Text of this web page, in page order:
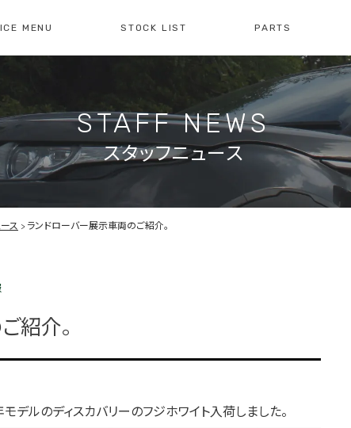
ックについて 店舗紹介 会社概
MENU
備・故障診断 車検・点検のご案内 注文販
STOCK LIST PARTS
0561-61-3930
10:00-19:00
[
お問い合わせ
買取のお問い合わせ 注文販
STAFF NEWS
スタッフニュース
ス ランドローバー展示車両のご紹介。
紹介。
デルのディスカバリーのフジホワイト入荷しました。